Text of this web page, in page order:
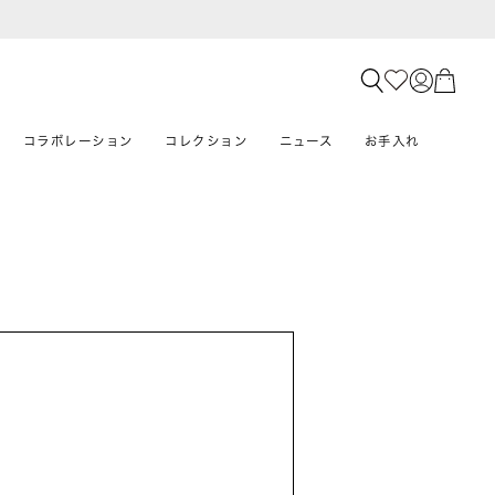
コラボレーション コレクション ニュース お手入れ